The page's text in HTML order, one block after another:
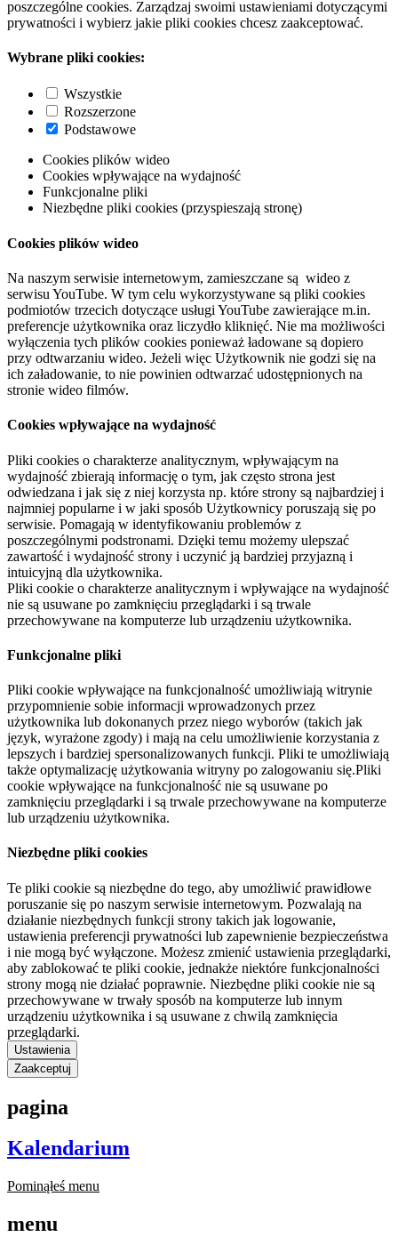
poszczególne cookies. Zarządzaj swoimi ustawieniami dotyczącymi
prywatności i wybierz jakie pliki cookies chcesz zaakceptować.
Wybrane pliki cookies:
Wszystkie
Rozszerzone
Podstawowe
Cookies plików wideo
Cookies wpływające na wydajność
Funkcjonalne pliki
Niezbędne pliki cookies (przyspieszają stronę)
Cookies plików wideo
Na naszym serwisie internetowym, zamieszczane są wideo z
serwisu YouTube. W tym celu wykorzystywane są pliki cookies
podmiotów trzecich dotyczące usługi YouTube zawierające m.in.
preferencje użytkownika oraz liczydło kliknięć. Nie ma możliwości
wyłączenia tych plików cookies ponieważ ładowane są dopiero
przy odtwarzaniu wideo. Jeżeli więc Użytkownik nie godzi się na
ich załadowanie, to nie powinien odtwarzać udostępnionych na
stronie wideo filmów.
Cookies wpływające na wydajność
Pliki cookies o charakterze analitycznym, wpływającym na
wydajność zbierają informację o tym, jak często strona jest
odwiedzana i jak się z niej korzysta np. które strony są najbardziej i
najmniej popularne i w jaki sposób Użytkownicy poruszają się po
serwisie. Pomagają w identyfikowaniu problemów z
poszczególnymi podstronami. Dzięki temu możemy ulepszać
zawartość i wydajność strony i uczynić ją bardziej przyjazną i
intuicyjną dla użytkownika.
Pliki cookie o charakterze analitycznym i wpływające na wydajność
nie są usuwane po zamknięciu przeglądarki i są trwale
przechowywane na komputerze lub urządzeniu użytkownika.
Funkcjonalne pliki
Pliki cookie wpływające na funkcjonalność umożliwiają witrynie
przypomnienie sobie informacji wprowadzonych przez
użytkownika lub dokonanych przez niego wyborów (takich jak
język, wyrażone zgody) i mają na celu umożliwienie korzystania z
lepszych i bardziej spersonalizowanych funkcji. Pliki te umożliwiają
także optymalizację użytkowania witryny po zalogowaniu się.Pliki
cookie wpływające na funkcjonalność nie są usuwane po
zamknięciu przeglądarki i są trwale przechowywane na komputerze
lub urządzeniu użytkownika.
Niezbędne pliki cookies
Te pliki cookie są niezbędne do tego, aby umożliwić prawidłowe
poruszanie się po naszym serwisie internetowym. Pozwalają na
działanie niezbędnych funkcji strony takich jak logowanie,
ustawienia preferencji prywatności lub zapewnienie bezpieczeństwa
i nie mogą być wyłączone. Możesz zmienić ustawienia przeglądarki,
aby zablokować te pliki cookie, jednakże niektóre funkcjonalności
strony mogą nie działać poprawnie. Niezbędne pliki cookie nie są
przechowywane w trwały sposób na komputerze lub innym
urządzeniu użytkownika i są usuwane z chwilą zamknięcia
przeglądarki.
Ustawienia
Zaakceptuj
pagina
Kalendarium
Pominąłeś menu
menu